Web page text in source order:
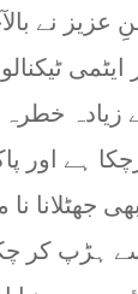
عزیز نے
ایٹمی
خطرہ
ہے اور
جھٹلانا
ہڑپ کر چکا